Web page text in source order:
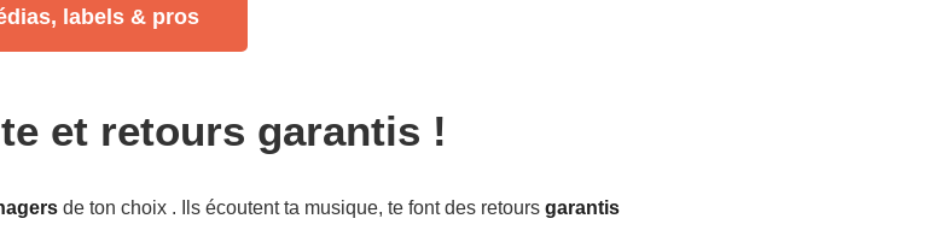
labels & pros
et retours garantis !
de ton choix . Ils écoutent ta musique, te font des retours garantis